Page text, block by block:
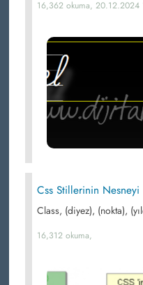
16,362 okuma, 20.12.2024
Css Stillerinin Nesneyi
Class, (diyez), (nokta),
16,312 okuma,